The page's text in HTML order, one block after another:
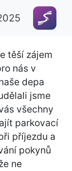
těší zájem
nás v
depa
jsme
všechny
parkovací
příjezdu a
pokynů
ne